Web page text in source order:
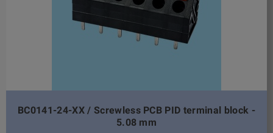
BC0141-24-XX / Screwless PCB PID terminal block -
5.08 mm